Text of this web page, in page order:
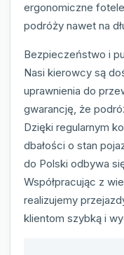
ergonomiczne
podróży nawet na
Bezpieczeństwo i
Nasi kierowcy są
uprawnienia do
gwarancję, że
Dzięki regularnym
dbałości o stan
do Polski odbywa
Współpracując z
realizujemy
klientom szybką i